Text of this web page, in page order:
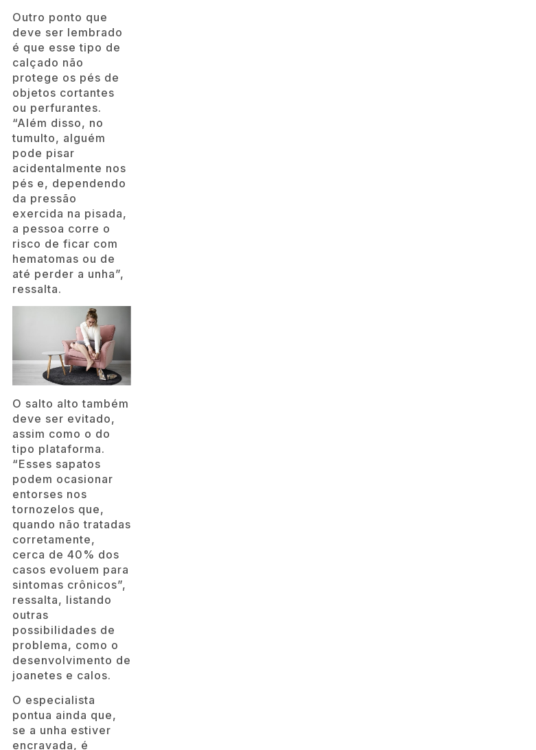
Outro ponto que
deve ser lembrado
é que esse tipo de
calçado não
protege os pés de
objetos cortantes
ou perfurantes.
“Além disso, no
tumulto, alguém
pode pisar
acidentalmente nos
pés e, dependendo
da pressão
exercida na pisada,
a pessoa corre o
risco de ficar com
hematomas ou de
até perder a unha”,
ressalta.
O salto alto também
deve ser evitado,
assim como o do
tipo plataforma.
“Esses sapatos
podem ocasionar
entorses nos
tornozelos que,
quando não tratadas
corretamente,
cerca de 40% dos
casos evoluem para
sintomas crônicos”,
ressalta, listando
outras
possibilidades de
problema, como o
desenvolvimento de
joanetes e calos.
O especialista
pontua ainda que,
se a unha estiver
encravada, é